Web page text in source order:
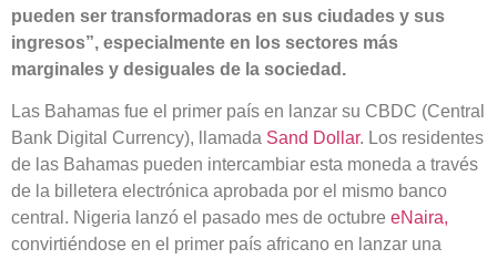
pueden ser transformadoras en sus ciudades y sus
ingresos”, especialmente en los sectores más
marginales y desiguales de la sociedad.
Las Bahamas fue el primer país en lanzar su CBDC (Central
Bank Digital Currency), llamada Sand Dollar. Los residentes
de las Bahamas pueden intercambiar esta moneda a través
de la billetera electrónica aprobada por el mismo banco
central. Nigeria lanzó el pasado mes de octubre eNaira,
convirtiéndose en el primer país africano en lanzar una